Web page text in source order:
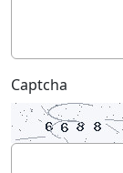
Captcha